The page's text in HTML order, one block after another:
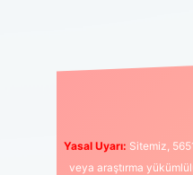
Yasal Uyarı: Sitemiz,
veya araştırma